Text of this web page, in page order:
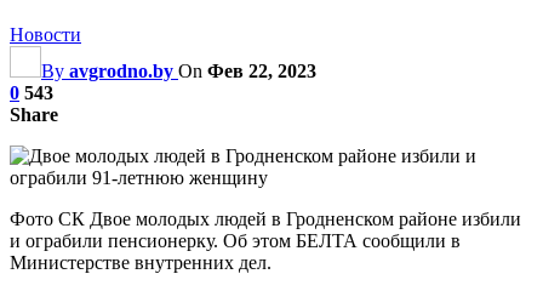
Новости
By avgrodno.by On Фев 22, 2023
0 543
Share
Фото СК Двое молодых людей в Гродненском районе избили
и ограбили пенсионерку. Об этом БЕЛТА сообщили в
Министерстве внутренних дел.